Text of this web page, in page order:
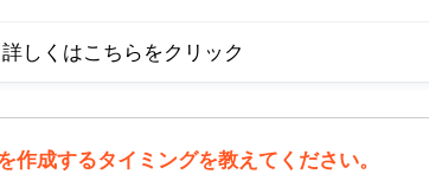
詳しくはこちらをクリック
作成するタイミングを教えてください。